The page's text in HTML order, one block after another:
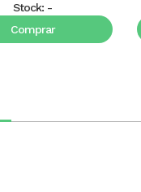
Stock: -
Comprar